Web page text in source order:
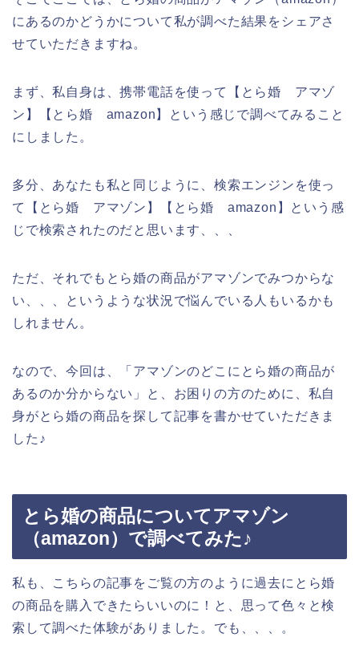
にあるのかどうかについて私が調べた結果をシェアさ
せていただきますね。
まず、私自身は、携帯電話を使って【とら婚 アマゾ
ン】【とら婚 amazon】という感じで調べてみること
にしました。
多分、あなたも私と同じように、検索エンジンを使っ
て【とら婚 アマゾン】【とら婚 amazon】という感
じで検索されたのだと思います、、、
ただ、それでもとら婚の商品がアマゾンでみつからな
い、、、というような状況で悩んでいる人もいるかも
しれません。
なので、今回は、「アマゾンのどこにとら婚の商品が
あるのか分からない」と、お困りの方のために、私自
身がとら婚の商品を探して記事を書かせていただきま
した♪
とら婚の商品についてアマゾン
（amazon）で調べてみた♪
私も、こちらの記事をご覧の方のように過去にとら婚
の商品を購入できたらいいのに！と、思って色々と検
索して調べた体験がありました。でも、、、。